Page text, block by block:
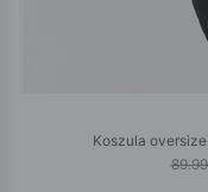
Koszula
89.99